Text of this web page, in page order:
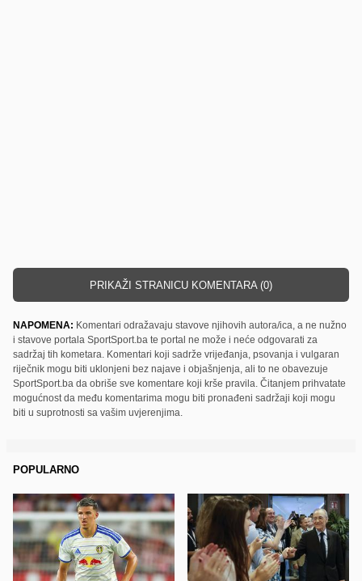
PRIKAŽI STRANICU KOMENTARA (0)
NAPOMENA: Komentari odražavaju stavove njihovih autora/ica, a ne nužno
i stavove portala SportSport.ba te portal ne može i neće odgovarati za
sadržaj tih kometara. Komentari koji sadrže vrijeđanja, psovanja i vulgaran
riječnik mogu biti uklonjeni bez najave i objašnjenja, ali to ne obavezuje
SportSport.ba da obriše sve komentare koji krše pravila. Čitanjem prihvatate
mogućnost da među komentarima mogu biti pronađeni sadržaji koji mogu
biti u suprotnosti sa vašim uvjerenjima.
POPULARNO